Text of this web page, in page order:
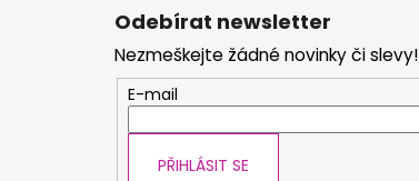
Odebírat newsletter
Nezmeškejte žádné novinky či slevy!
E-mail
PŘIHLÁSIT SE